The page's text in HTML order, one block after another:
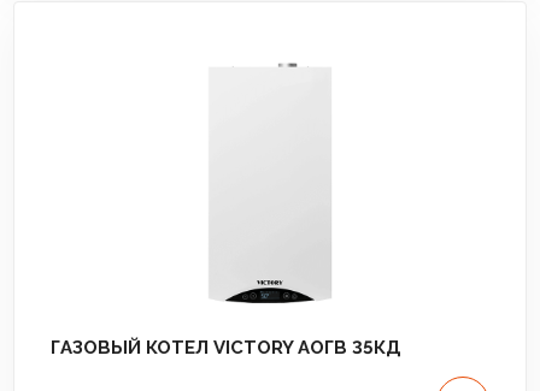
ГАЗОВЫЙ КОТЕЛ VICTORY АОГВ 35КД